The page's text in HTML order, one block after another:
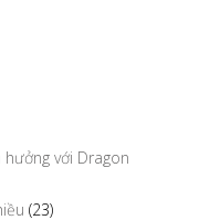
với Dragon
(23)